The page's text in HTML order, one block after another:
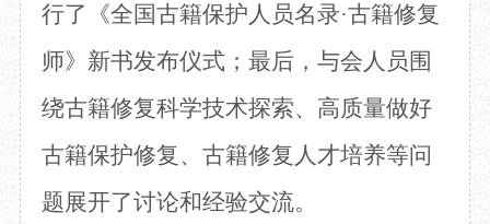
行了《全国古籍保护人员名录·古籍修复
师》新书发布仪式； 最后， 与会人员 围
绕古籍修复科学技术探索、高质量做好
古籍保护修复、古籍修复人才培养等问
题展开了讨论和经验交流。